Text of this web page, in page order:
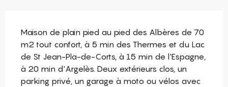
Maison de plain pied au pied des Albères de 70
m2 tout confort, à 5 min des Thermes et du Lac
de St Jean-Pla-de-Corts, à 15 min de l'Espagne,
à 20 min d'Argelès. Deux extérieurs clos, un
parking privé, un garage à moto ou vélos avec